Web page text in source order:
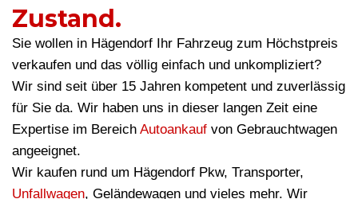
Zustand.
Sie wollen in Hägendorf Ihr Fahrzeug zum Höchstpreis
verkaufen und das völlig einfach und unkompliziert?
Wir sind seit über 15 Jahren kompetent und zuverlässig
für Sie da. Wir haben uns in dieser langen Zeit eine
Expertise im Bereich Autoankauf von Gebrauchtwagen
angeeignet.
Wir kaufen rund um Hägendorf Pkw, Transporter,
Unfallwagen, Geländewagen und vieles mehr. Wir